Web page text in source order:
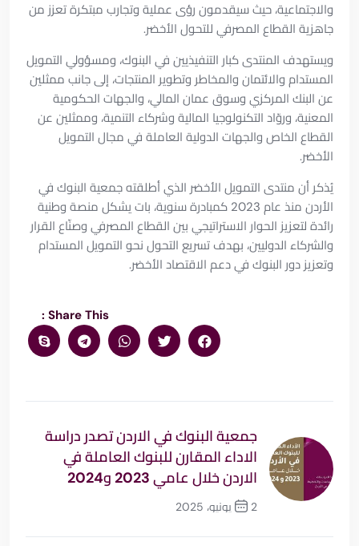
والاجتماعية، حيث سيقدمون رؤى عملية وتجارب مبتكرة تعزز من
جاهزية القطاع المصرفي للتحول الأخضر.
ويستهدف المنتدى كبار التنفيذيين في البنوك، ومسؤولي التمويل
المستدام والائتمان والمخاطر وتطوير المنتجات، إلى جانب ممثلين
عن البنك المركزي وسوق عمان المالي، والجهات الحكومية
المعنية، وروّاد التكنولوجيا المالية وشركاء التنمية، وممثلين عن
القطاع الخاص والجهات الدولية العاملة في مجال التمويل
الأخضر.
يُذكر أن منتدى التمويل الأخضر الذي أطلقته جمعية البنوك في
الأردن منذ عام 2023 كمبادرة سنوية، بات يشكل منصة وطنية
رائدة لتعزيز الحوار الاستراتيجي بين القطاع المصرفي وصنّاع القرار
والشركاء الدوليين، بهدف تسريع التحول نحو التمويل المستدام
وتعزيز دور البنوك في دعم الاقتصاد الأخضر.
Share This :
جمعية البنوك في الاردن تصدر دراسة
الاداء المقارن للبنوك العاملة في
الاردن خلال عامي 2023 و2024
2 يونيو، 2025
السابق